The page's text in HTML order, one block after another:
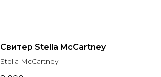
Свитер Stella McCartney
Stella McCartney